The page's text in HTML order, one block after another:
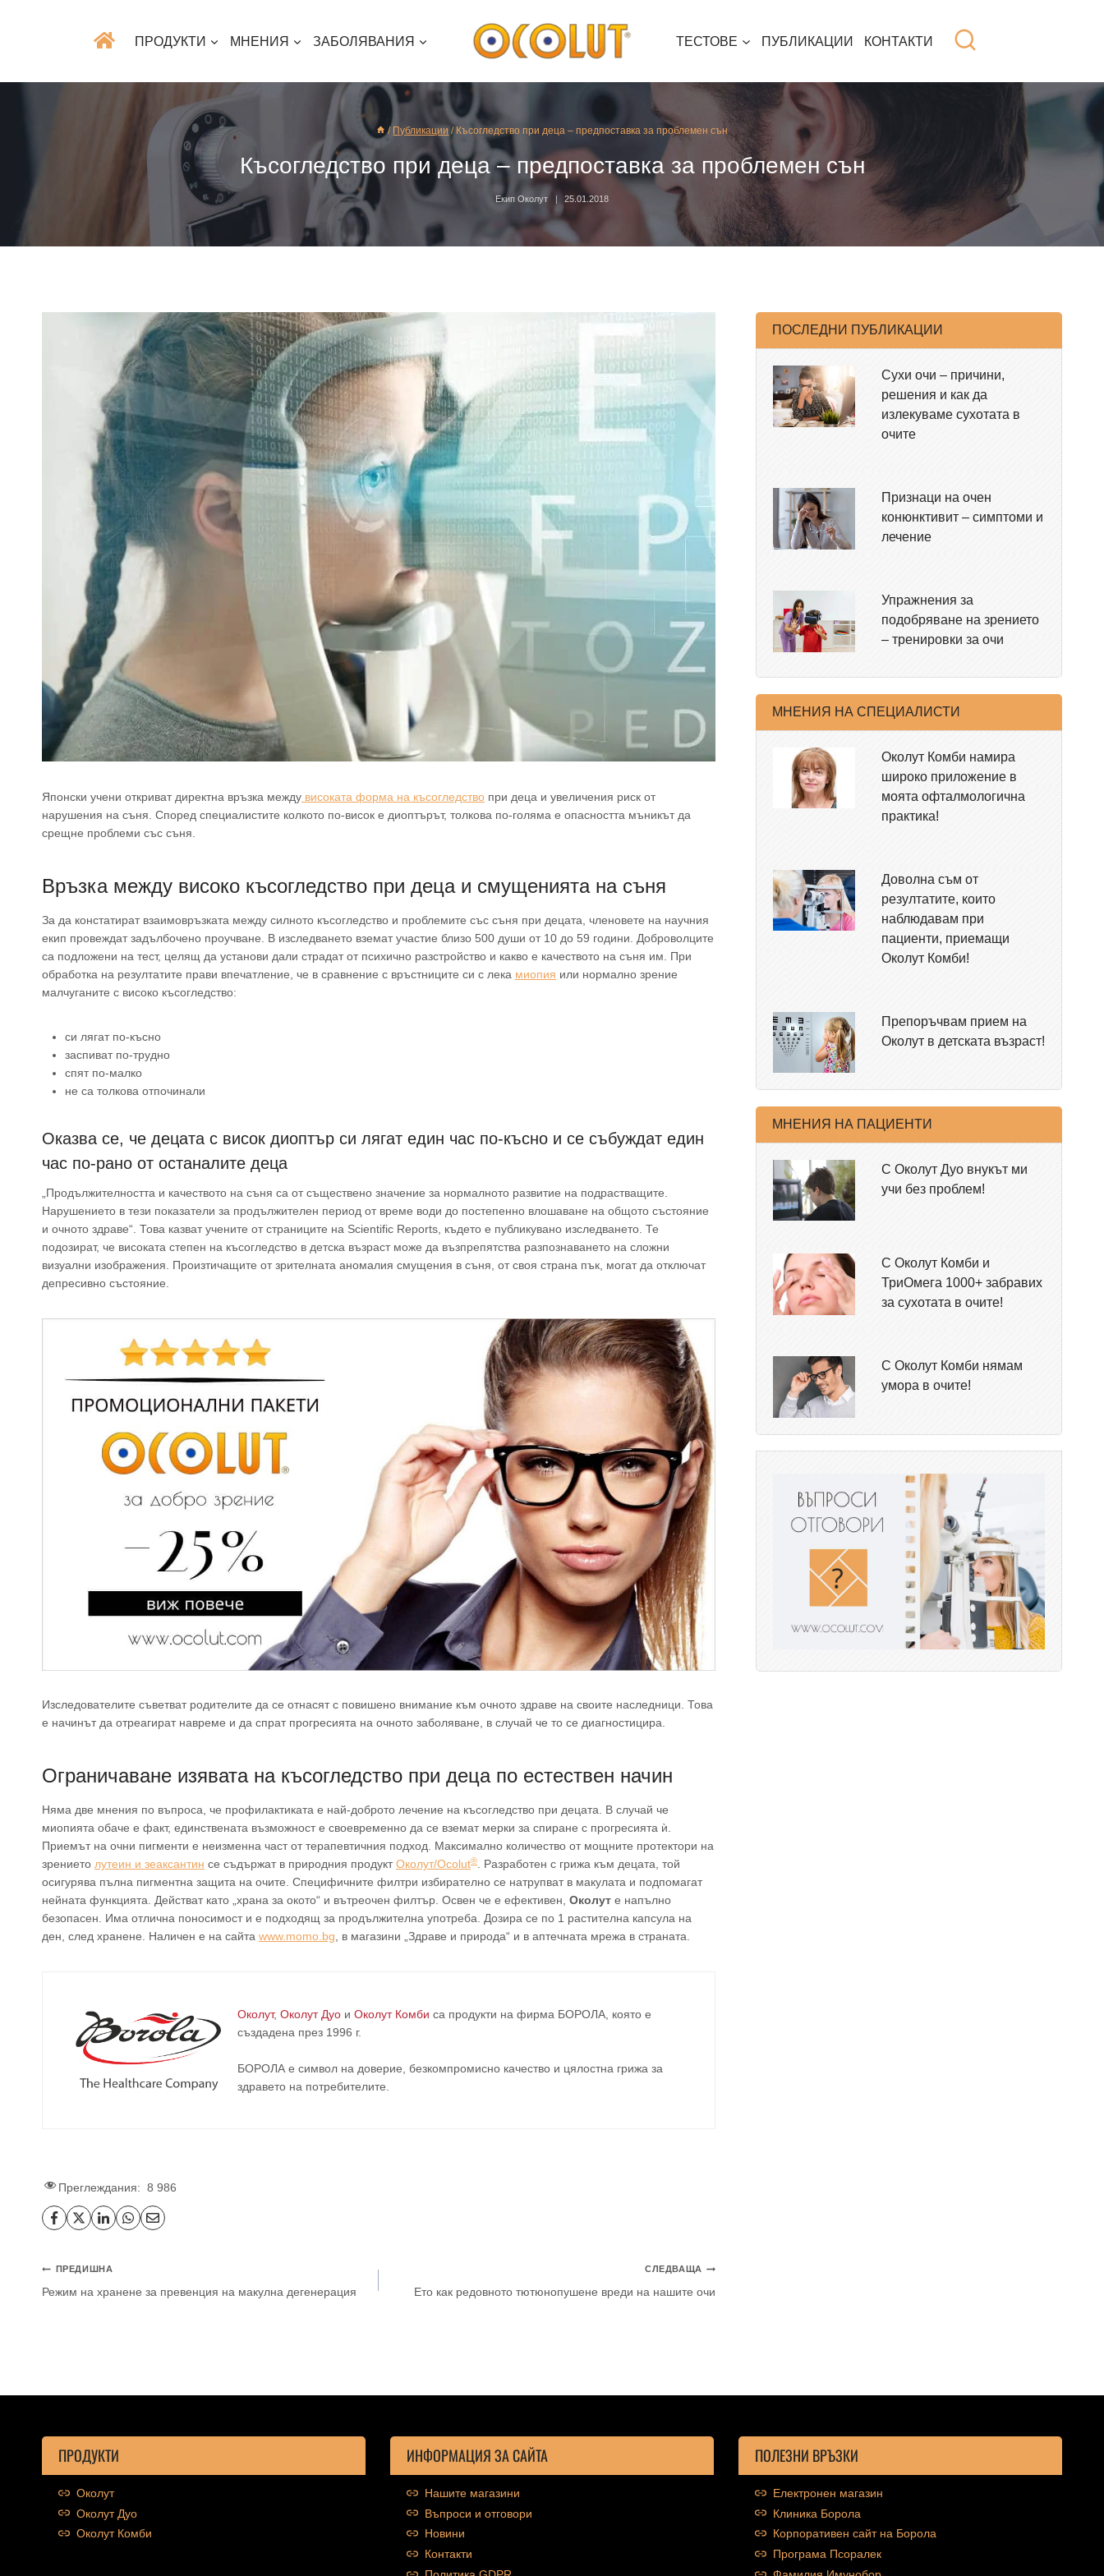
ПРОДУКТИ МНЕНИЯ ЗАБОЛЯВАНИЯ ТЕСТОВЕ ПУБЛИКАЦИИ КОНТАКТИ
/ Публикации / Късогледство при деца – предпоставка за проблемен сън
Късогледство при деца – предпоставка за проблемен сън
Екип Околут 25.01.2018
Японски учени откриват директна връзка между високата форма на късогледство при деца и увеличения риск от
нарушения на съня. Според специалистите колкото по-висок е диоптърът, толкова по-голяма е опасността мъникът да
срещне проблеми със съня.
Връзка между високо късогледство при деца и смущенията на съня
За да констатират взаимовръзката между силното късогледство и проблемите със съня при децата, членовете на научния
екип провеждат задълбочено проучване. В изследването вземат участие близо 500 души от 10 до 59 години. Доброволците
са подложени на тест, целящ да установи дали страдат от психично разстройство и какво е качеството на съня им. При
обработка на резултатите прави впечатление, че в сравнение с връстниците си с лека миопия или нормално зрение
малчуганите с високо късогледство:
си лягат по-късно
заспиват по-трудно
спят по-малко
не са толкова отпочинали
Оказва се, че децата с висок диоптър си лягат един час по-късно и се събуждат един
час по-рано от останалите деца
„Продължителността и качеството на съня са от съществено значение за нормалното развитие на подрастващите.
Нарушението в тези показатели за продължителен период от време води до постепенно влошаване на общото състояние
и очното здраве“. Това казват учените от страниците на Scientific Reports, където е публикувано изследването. Те
подозират, че високата степен на късогледство в детска възраст може да възпрепятства разпознаването на сложни
визуални изображения. Произтичащите от зрителната аномалия смущения в съня, от своя страна пък, могат да отключат
депресивно състояние.
Изследователите съветват родителите да се отнасят с повишено внимание към очното здраве на своите наследници. Това
е начинът да отреагират навреме и да спрат прогресията на очното заболяване, в случай че то се диагностицира.
Ограничаване изявата на късогледство при деца по естествен начин
Няма две мнения по въпроса, че профилактиката е най-доброто лечение на късогледство при децата. В случай че
миопията обаче е факт, единствената възможност е своевременно да се вземат мерки за спиране с прогресията ѝ.
Приемът на очни пигменти е неизменна част от терапевтичния подход. Максимално количество от мощните протектори на
зрението лутеин и зеаксантин се съдържат в природния продуктОколут/Ocolut®. Разработен с грижа към децата, той
осигурява пълна пигментна защита на очите. Специфичните филтри избирателно се натрупват в макулата и подпомагат
нейната функцията. Действат като „храна за окото“ и вътреочен филтър. Освен че е ефективен, Околут е напълно
безопасен. Има отлична поносимост и е подходящ за продължителна употреба. Дозира се по 1 растителна капсула на
ден, след хранене. Наличен е на сайта www.momo.bg, в магазини „Здраве и природа“ и в аптечната мрежа в страната.
Околут, Околут Дуои Околут Комби са продукти на фирма БОРОЛА, която е
създадена през 1996 г.
БОРОЛА е символ на доверие, безкомпромисно качество и цялостна грижа за
здравето на потребителите.
Преглеждания: 8 986
ПРЕДИШНА
Режим на хранене за превенция на макулна дегенерация
СЛЕДВАЩА
Ето как редовното тютюнопушене вреди на нашите очи
ПОСЛЕДНИ ПУБЛИКАЦИИ
Сухи очи – причини,
решения и как да
излекуваме сухотата в
очите
Признаци на очен
конюнктивит – симптоми и
лечение
Упражнения за
подобряване на зрението
– тренировки за очи
МНЕНИЯ НА СПЕЦИАЛИСТИ
Околут Комби намира
широко приложение в
моята офталмологична
практика!
Доволна съм от
резултатите, които
наблюдавам при
пациенти, приемащи
Околут Комби!
Препоръчвам прием на
Околут в детската възраст!
МНЕНИЯ НА ПАЦИЕНТИ
С Околут Дуо внукът ми
учи без проблем!
С Околут Комби и
ТриОмега 1000+ забравих
за сухотата в очите!
С Околут Комби нямам
умора в очите!
ПРОДУКТИ
Околут
Околут Дуо
Околут Комби
ИНФОРМАЦИЯ ЗА САЙТА
Нашите магазини
Въпроси и отговори
Новини
Контакти
ПОЛЕЗНИ ВРЪЗКИ
Електронен магазин
Клиника Борола
Корпоративен сайт на Борола
Програма Псоралек